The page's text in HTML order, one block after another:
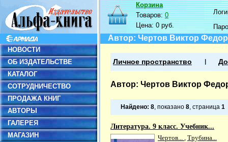
НОВОСТИ
ОБ ИЗДАТЕЛЬСТВЕ
КАТАЛОГ
СОТРУДНИЧЕСТВО
ПРОДАЖА КНИГ
АВТОРЫ
ГАЛЕРЕЯ
МАГАЗИН
Корзина
Товаров:0
Цена:0 руб.
Автор: Чертов Виктор
Личное пространство
Автор: Чертов Виктор
Найдено: 8, показано 8, страница 1
Литература. 9 класс. Учебник...
Чертов... , Трубина...